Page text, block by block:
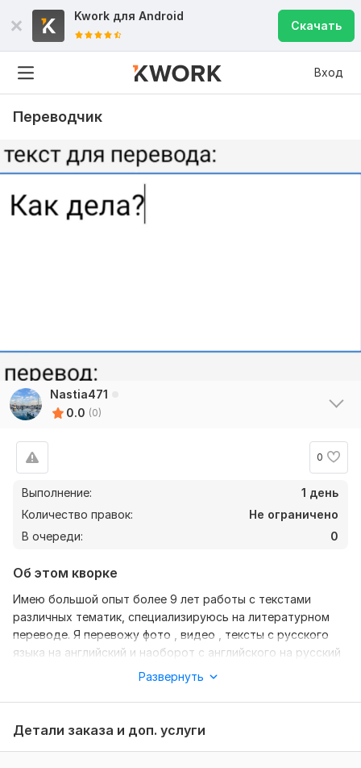
Kwork для Android
Скачать
Вход
Переводчик
Nastia471
0.0 (0)
0
Выполнение:
1 день
Количество правок:
Не ограничено
В очереди:
0
Об этом кворке
Имею большой опыт более 9 лет работы с текстами
различных тематик, специализируюсь на литературном
переводе. Я перевожу фото , видео , тексты с русского
языка на английский и наоборот с английского на русский
английском или на русском языке и я его переведу !
Развернуть
Детали заказа и доп. услуги